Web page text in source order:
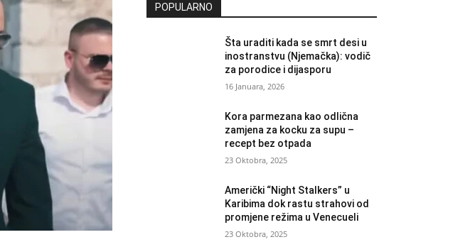
POPULARNO
Šta uraditi kada se smrt desi u
inostranstvu (Njemačka): vodič
za porodice i dijasporu
16 Januara, 2026
Kora parmezana kao odlična
zamjena za kocku za supu –
recept bez otpada
23 Oktobra, 2025
Američki “Night Stalkers” u
Karibima dok rastu strahovi od
promjene režima u Venecueli
23 Oktobra, 2025